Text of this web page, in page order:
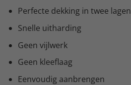
Perfecte dekking in twee lagen
Snelle uitharding
Geen vijlwerk
Geen kleeflaag
Eenvoudig aanbrengen